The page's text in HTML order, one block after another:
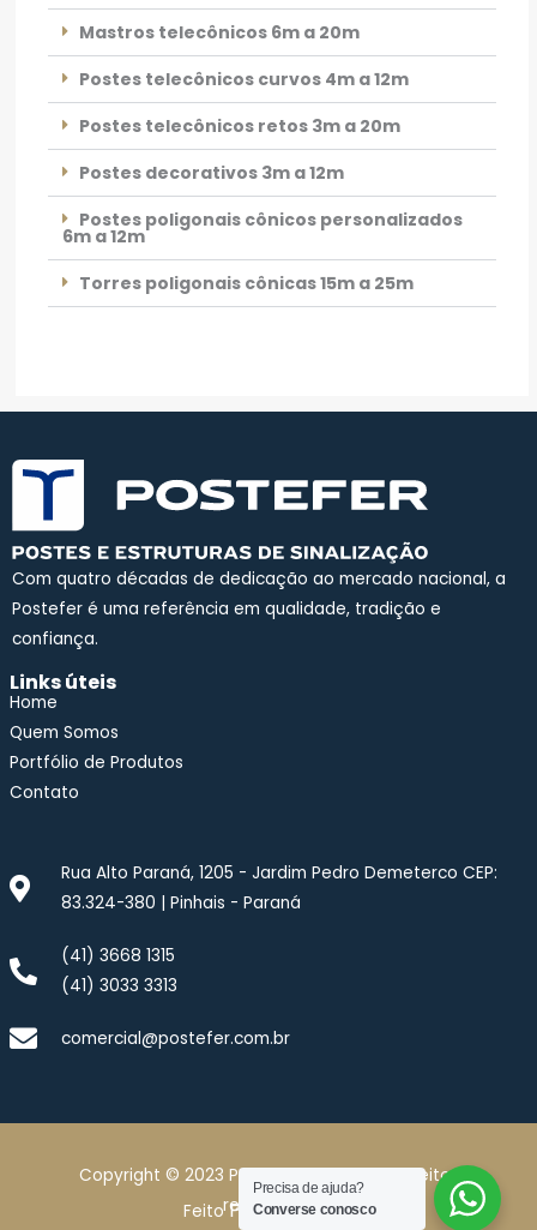
Mastros telecônicos 6m a 20m
Postes telecônicos curvos 4m a 12m
Postes telecônicos retos 3m a 20m
Postes decorativos 3m a 12m
Postes poligonais cônicos personalizados
6m a 12m
Torres poligonais cônicas 15m a 25m
Com quatro décadas de dedicação ao mercado nacional, a
Postefer é uma referência em qualidade, tradição e
confiança.
Links úteis
Home
Quem Somos
Portfólio de Produtos
Contato
Rua Alto Paraná, 1205 - Jardim Pedro Demeterco CEP:
83.324-380 | Pinhais - Paraná
(41) 3668 1315
(41) 3033 3313
comercial@postefer.com.br
Copyright © 2023 Postefer. Todos dos direitos
reservados
FeitoPor :Veloz Site
Precisa de ajuda?
Converse conosco